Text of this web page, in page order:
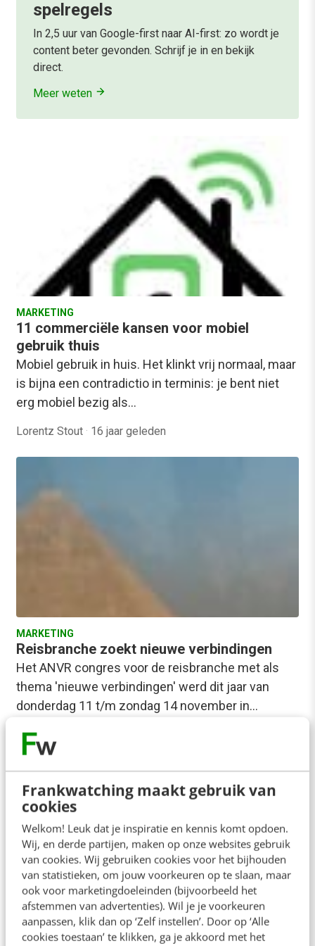
Frankwatching maakt gebruik van
cookies
Welkom! Leuk dat je inspiratie en kennis komt opdoen.
Wij, en derde partijen, maken op onze websites gebruik
van cookies. Wij gebruiken cookies voor het bijhouden
van statistieken, om jouw voorkeuren op te slaan, maar
ook voor marketingdoeleinden (bijvoorbeeld het
afstemmen van advertenties). Wil je je voorkeuren
aanpassen, klik dan op ‘Zelf instellen’. Door op ‘Alle
cookies toestaan’ te klikken, ga je akkoord met het
spelregels
In 2,5 uur van Google-first naar AI-first: zo wordt je
content beter gevonden. Schrijf je in en bekijk
direct.
Meer weten
MARKETING
11 commerciële kansen voor mobiel
gebruik thuis
Mobiel gebruik in huis. Het klinkt vrij normaal, maar
is bijna een contradictio in terminis: je bent niet
erg mobiel bezig als…
Lorentz Stout · 16 jaar geleden
MARKETING
Reisbranche zoekt nieuwe verbindingen
Het ANVR congres voor de reisbranche met als
thema 'nieuwe verbindingen' werd dit jaar van
donderdag 11 t/m zondag 14 november in…
Marenna van Reijsen
MARKETING